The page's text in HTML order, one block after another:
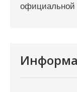
официальной